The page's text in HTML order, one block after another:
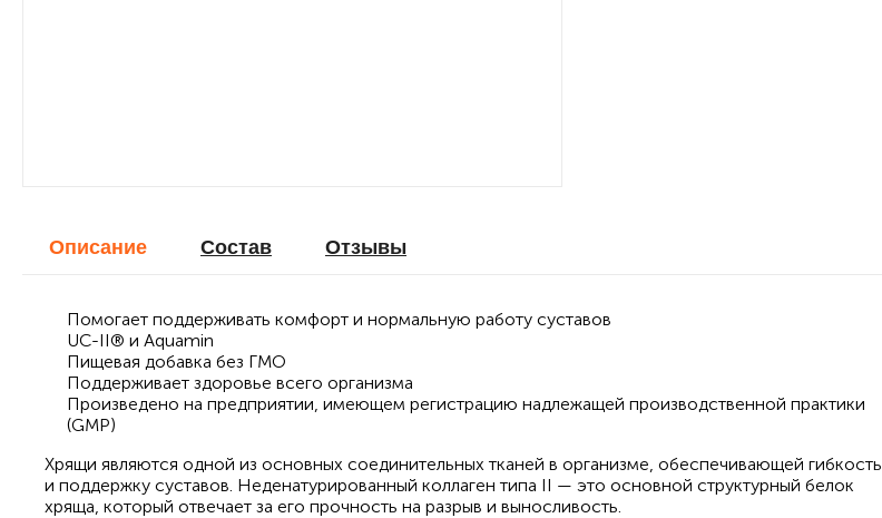
Описание Cостав Отзывы
Помогает поддерживать комфорт и нормальную работу суставов
UC-II® и Aquamin
Пищевая добавка без ГМО
Поддерживает здоровье всего организма
Произведено на предприятии, имеющем регистрацию надлежащей производственной практики
(GMP)
Хрящи являются одной из основных соединительных тканей в организме, обеспечивающей гибкость
и поддержку суставов. Неденатурированный коллаген типа II — это основной структурный белок
хряща, который отвечает за его прочность на разрыв и выносливость.